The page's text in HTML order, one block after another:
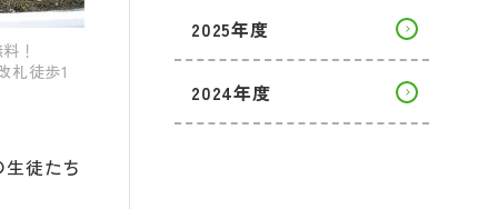
！
札徒歩1
徒たち
2025年度
2024年度